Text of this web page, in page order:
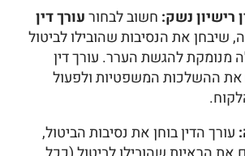
חשוב לבחורעורך דין
שיבחן את הנסיבות שהובילו לביטול
מנומקת להגשת הערר. עורך דין
את ההשלכות המשפטיות ולפעול
עורך הדין בוחן את נסיבות הביטול,